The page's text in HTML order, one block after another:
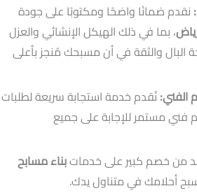
نقدم ضمانًا واضحًا ومكتوبًا على جودة
، بما في ذلك الهيكل الإنشائي والعزل
البال والثقة في أن مسبحك مُنجز بأعلى
الفني:نُقدم خدمة استجابة سريعة لطلبات
فني مستمر للإجابة على جميع
من خصم كبير على خدماتبناء مسابح
أحلامك في متناول يدك.